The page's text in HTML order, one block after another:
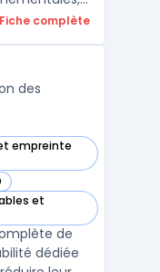
Avec
plus de 500
Fiche complète
des
empreinte
et
de
dédiée